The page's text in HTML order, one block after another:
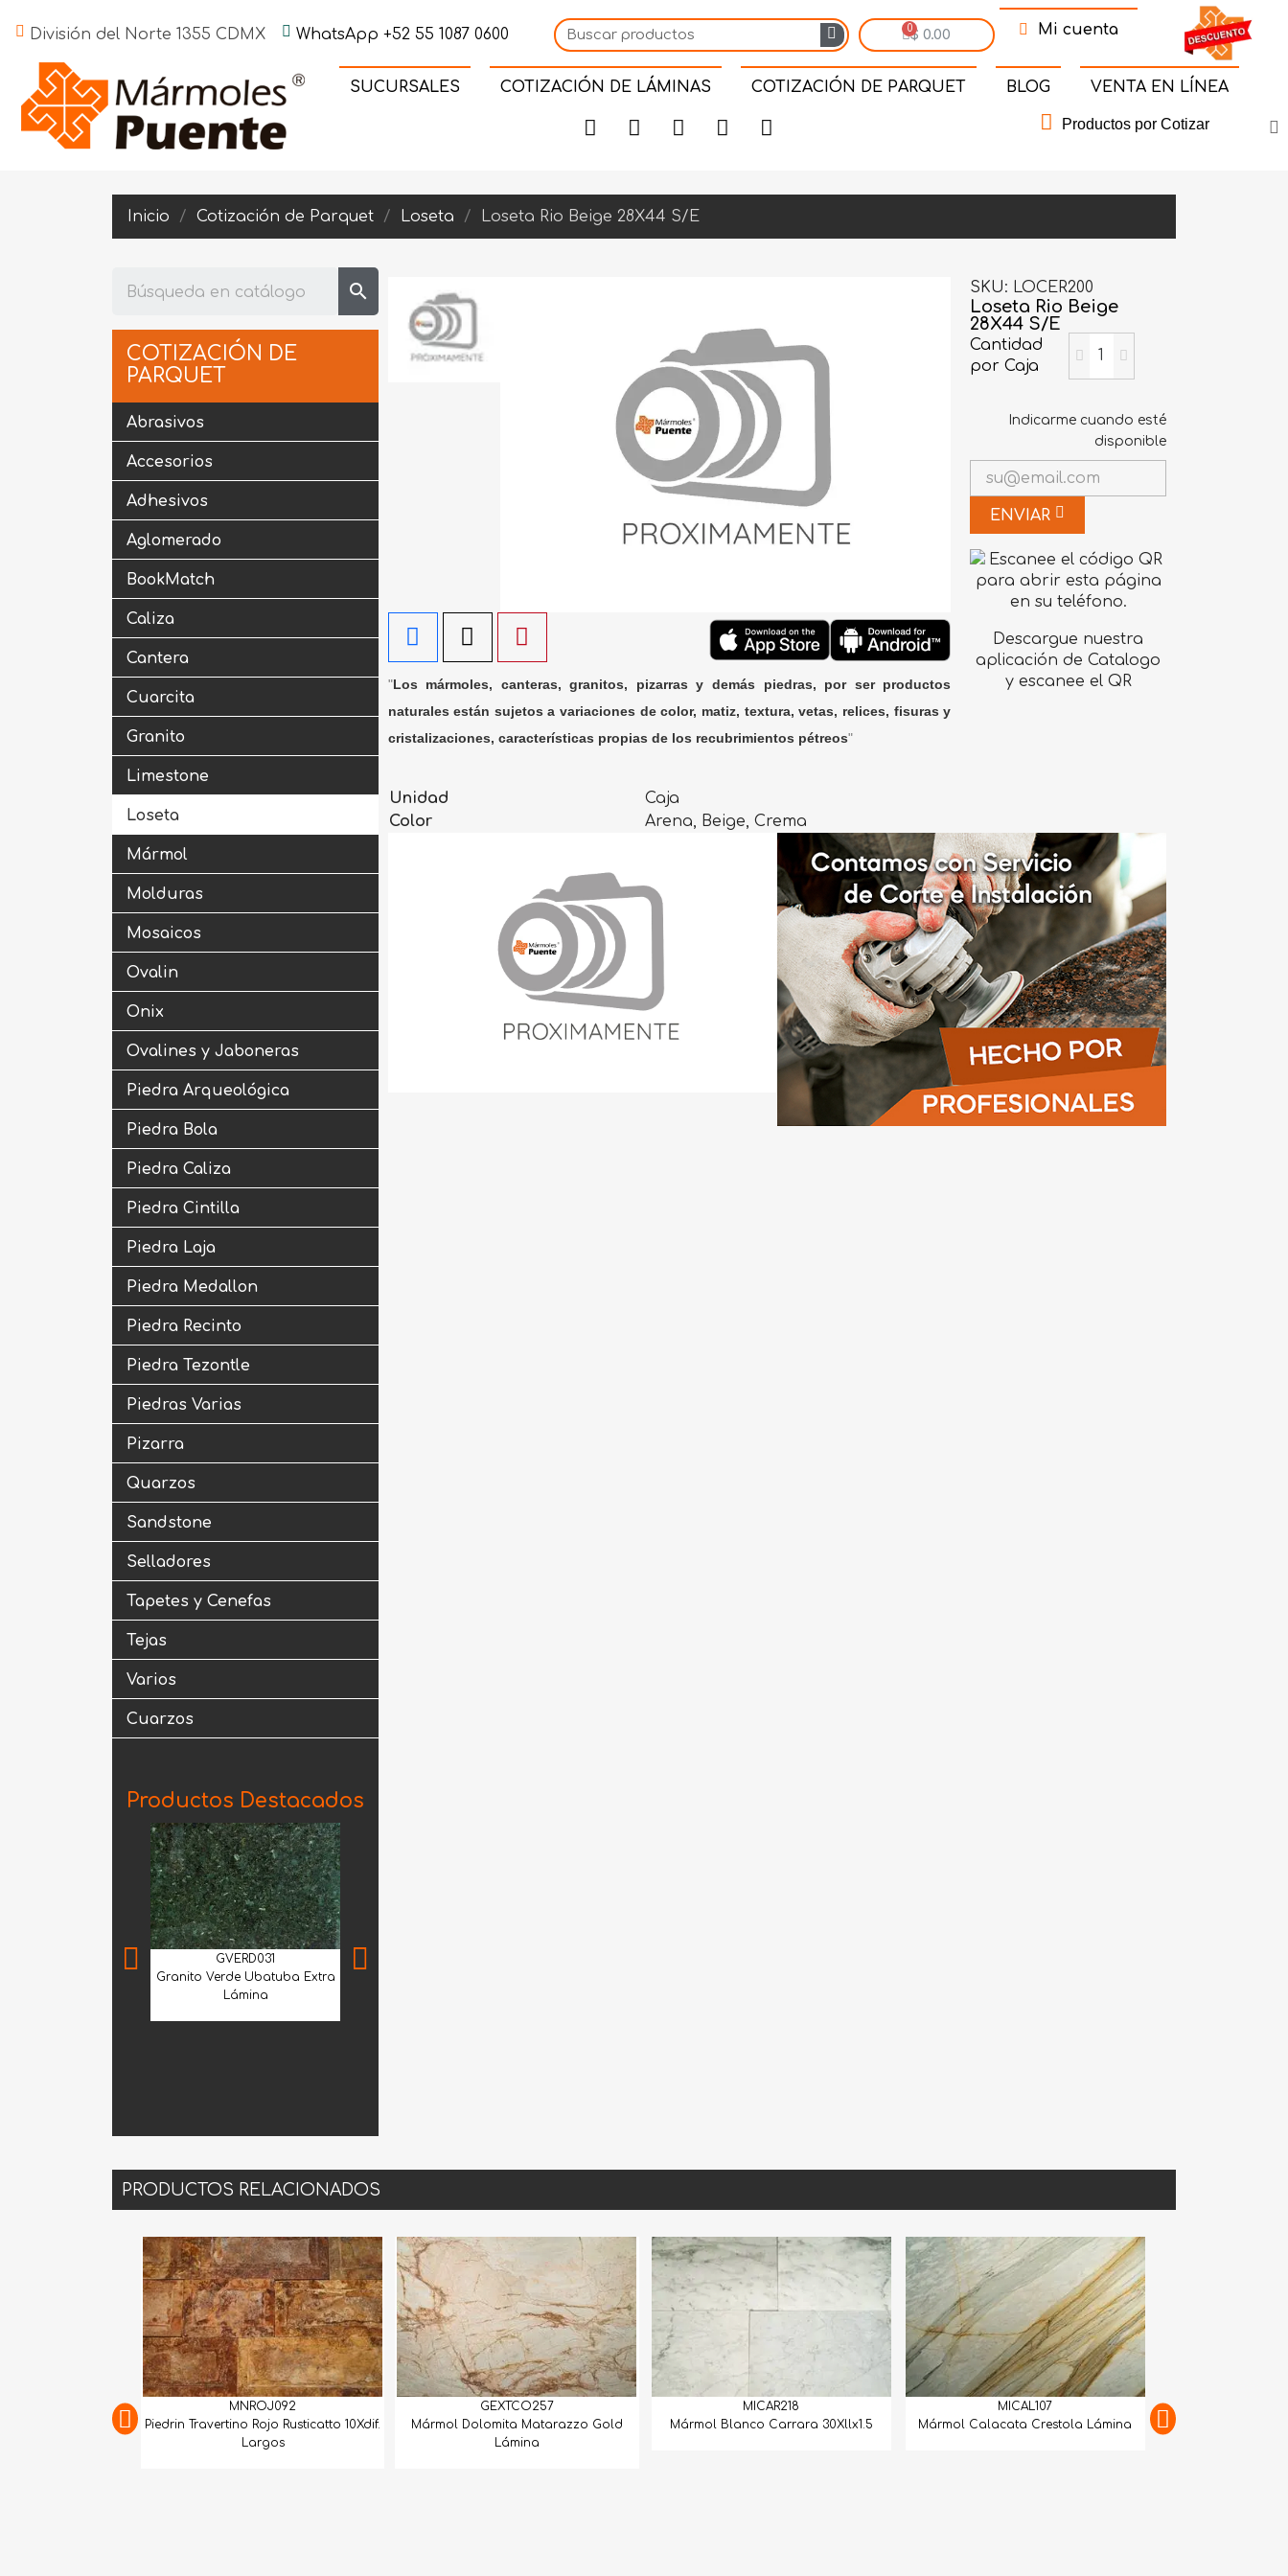
División del Norte 1355 CDMX WhatsApp +52 55 1087 0600 $ 0.00 Mi cuenta
SUCURSALES COTIZACIÓN DE LÁMINAS COTIZACIÓN DE PARQUET BLOG VENTA EN LÍNEA
Productos por Cotizar
Inicio Cotización de Parquet Loseta Loseta Rio Beige 28X44 S/E
search
COTIZACIÓN DE
PARQUET
Abrasivos
Accesorios
Adhesivos
Aglomerado
BookMatch
Caliza
Cantera
Cuarcita
Granito
Limestone
Loseta
Mármol
Molduras
Mosaicos
Ovalin
Onix
Ovalines y Jaboneras
Piedra Arqueológica
Piedra Bola
Piedra Caliza
Piedra Cintilla
Piedra Laja
Piedra Medallon
Piedra Recinto
Piedra Tezontle
Piedras Varias
Pizarra
Quarzos
Sandstone
Selladores
Tapetes y Cenefas
Tejas
Varios
Cuarzos
Productos Destacados
GVERD031
Granito Verde Ubatuba Extra
Lámina
"Los mármoles, canteras, granitos, pizarras y demás piedras, por ser productos
naturales están sujetos a variaciones de color, matiz, textura, vetas, relices, fisuras y
cristalizaciones, características propias de los recubrimientos pétreos"
SKU LOCER200
Loseta Rio Beige
28X44 S/E
Cantidad
por Caja
Indicarme cuando esté
disponible
ENVIAR
Descargue nuestra
aplicación de Catalogo
y escanee el QR
Unidad
Caja
Color
Arena, Beige, Crema
PRODUCTOS RELACIONADOS
MNROJ092
Piedrin Travertino Rojo Rusticatto 10Xdif.
Mármol Dolomita Matarazzo Gold
Mármol Blanco Carrara 30Xllx1.5
Mármol Calacata Crestola Lámina